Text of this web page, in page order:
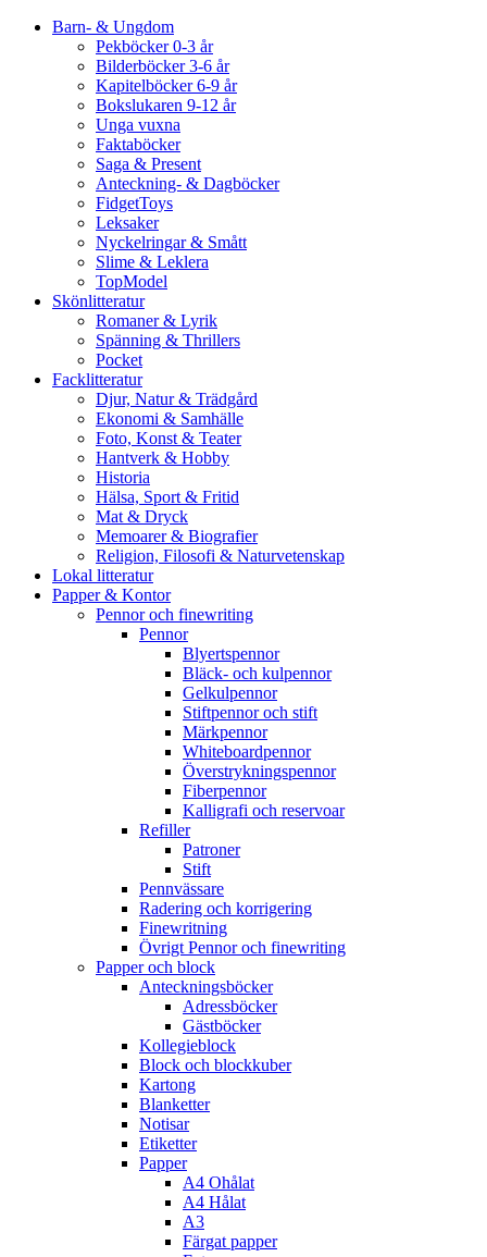
Barn- & Ungdom
Pekböcker 0-3 år
Bilderböcker 3-6 år
Kapitelböcker 6-9 år
Bokslukaren 9-12 år
Unga vuxna
Faktaböcker
Saga & Present
Anteckning- & Dagböcker
FidgetToys
Leksaker
Nyckelringar & Smått
Slime & Leklera
TopModel
Skönlitteratur
Romaner & Lyrik
Spänning & Thrillers
Pocket
Facklitteratur
Djur, Natur & Trädgård
Ekonomi & Samhälle
Foto, Konst & Teater
Hantverk & Hobby
Historia
Hälsa, Sport & Fritid
Mat & Dryck
Memoarer & Biografier
Religion, Filosofi & Naturvetenskap
Lokal litteratur
Papper & Kontor
Pennor och finewriting
Pennor
Blyertspennor
Bläck- och kulpennor
Gelkulpennor
Stiftpennor och stift
Märkpennor
Whiteboardpennor
Överstrykningspennor
Fiberpennor
Kalligrafi och reservoar
Refiller
Patroner
Stift
Pennvässare
Radering och korrigering
Finewritning
Övrigt Pennor och finewriting
Papper och block
Anteckningsböcker
Adressböcker
Gästböcker
Kollegieblock
Block och blockkuber
Kartong
Blanketter
Notisar
Etiketter
Papper
A4 Ohålat
A4 Hålat
A3
Färgat papper